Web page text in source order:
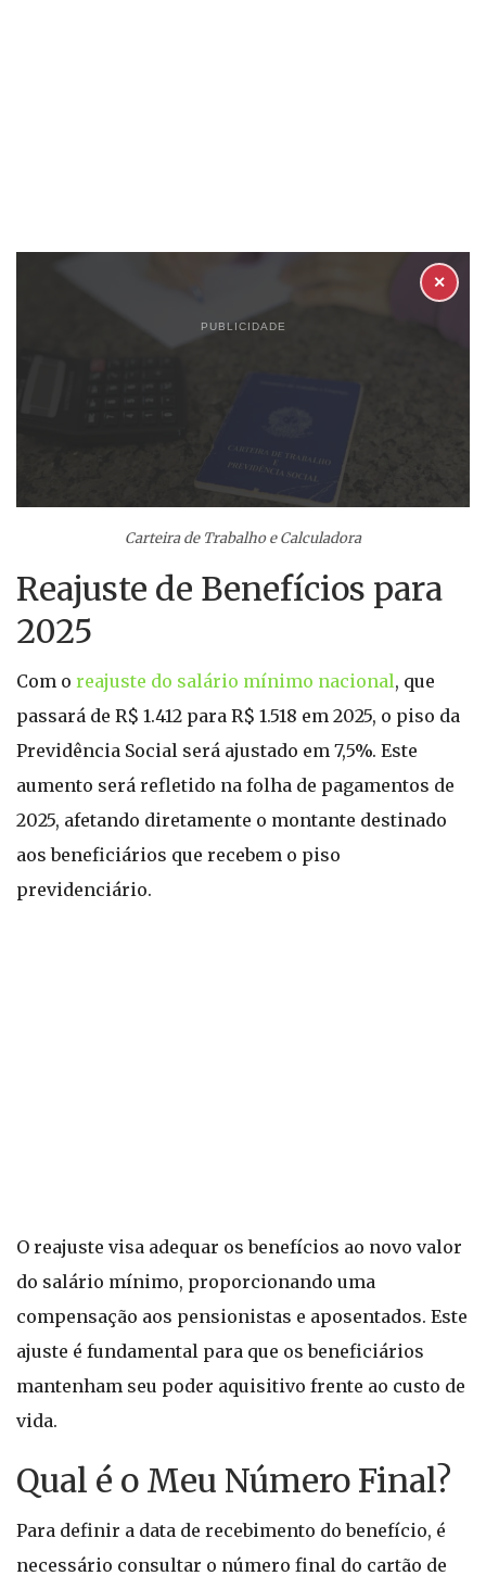
PUBLICIDADE
✕
Carteira de Trabalho e Calculadora
Reajuste de Benefícios para
2025
Com o reajuste do salário mínimo nacional, que
passará de R$ 1.412 para R$ 1.518 em 2025, o piso da
Previdência Social será ajustado em 7,5%. Este
aumento será refletido na folha de pagamentos de
2025, afetando diretamente o montante destinado
aos beneficiários que recebem o piso
previdenciário.
O reajuste visa adequar os benefícios ao novo valor
do salário mínimo, proporcionando uma
compensação aos pensionistas e aposentados. Este
ajuste é fundamental para que os beneficiários
mantenham seu poder aquisitivo frente ao custo de
vida.
Qual é o Meu Número Final?
Para definir a data de recebimento do benefício, é
necessário consultar o número final do cartão de